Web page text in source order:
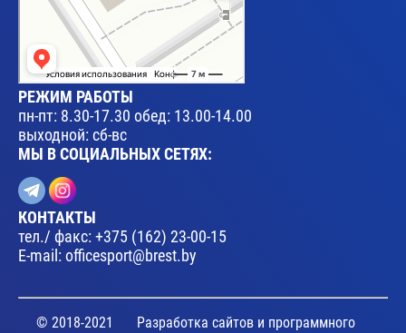
РЕЖИМ РАБОТЫ
пн-пт: 8.30-17.30 обед: 13.00-14.00
выходной: сб-вс
МЫ В СОЦИАЛЬНЫХ СЕТЯХ:
КОНТАКТЫ
тел./ факс: +375 (162) 23-00-15
E-mail: officesport@brest.by
© 2018-2021
Разработка сайтов и программного